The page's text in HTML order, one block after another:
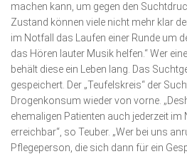
machen kann, um gegen den
Zustand können viele nicht mehr klar
im Notfall das Laufen einer Runde um
das Hören lauter Musik helfen.“ Wer
behält diese ein Leben lang. Das
gespeichert. Der „Teufelskreis“ der
Drogenkonsum wieder von vorne.
ehemaligen Patienten auch jederzeit
erreichbar“, so Teuber. „Wer bei uns
Pflegeperson, die sich dann für ein